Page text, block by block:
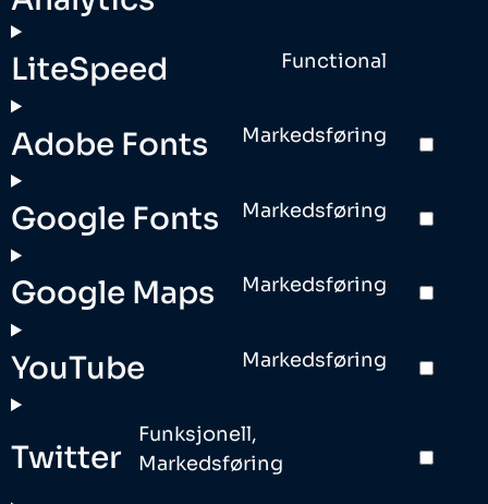
LiteSpeed
Functional
Adobe Fonts Markedsføring
Google Fonts Markedsføring
Google Maps Markedsføring
YouTube Markedsføring
Twitter
Funksjonell,
Markedsføring